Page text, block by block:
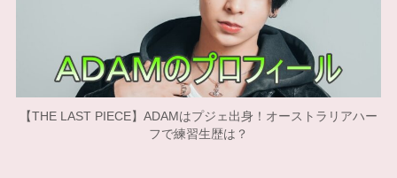
【THE LAST PIECE】ADAMはプジェ出身！オーストラリアハー
フで練習生歴は？